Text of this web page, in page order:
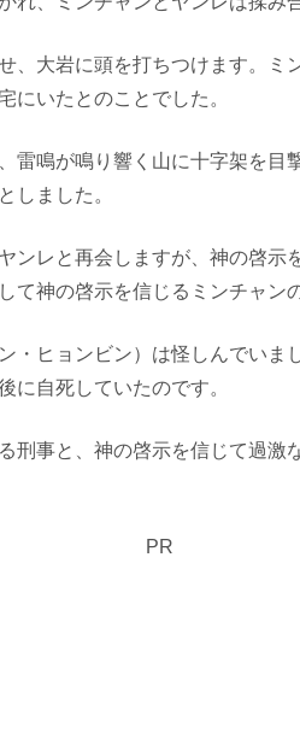
、大岩に頭を打ちつけます。ミ
にいたとのことでした。
雷鳴が鳴り響く山に十字架を目
しました。
ンレと再会しますが、神の啓示
て神の啓示を信じるミンチャン
・ヒョンビン）は怪しんでいま
に自死していたのです。
刑事と、神の啓示を信じて過激
PR